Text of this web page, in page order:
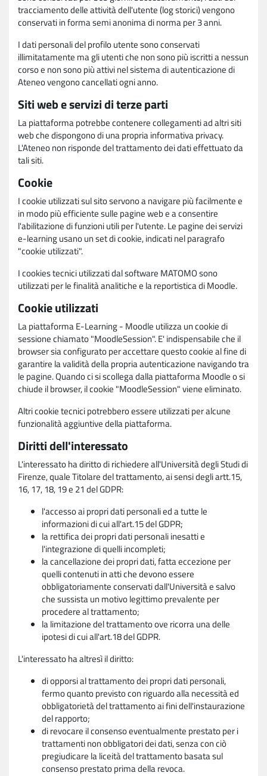
tracciamento delle attività dell'utente (log storici) vengono
conservati in forma semi anonima di norma per 3 anni.
I dati personali del profilo utente sono conservati
illimitatamente ma gli utenti che non sono più iscritti a nessun
corso e non sono più attivi nel sistema di autenticazione di
Ateneo vengono cancellati ogni anno.
Siti web e servizi di terze parti
La piattaforma potrebbe contenere collegamenti ad altri siti
web che dispongono di una propria informativa privacy.
L'Ateneo non risponde del trattamento dei dati effettuato da
tali siti.
Cookie
I cookie utilizzati sul sito servono a navigare più facilmente e
in modo più efficiente sulle pagine web e a consentire
l'abilitazione di funzioni utili per l'utente. Le pagine dei servizi
e-learning usano un set di cookie, indicati nel paragrafo
"cookie utilizzati".
I cookies tecnici utilizzati dal software MATOMO sono
utilizzati per le finalità analitiche e la reportistica di Moodle.
Cookie utilizzati
La piattaforma E-Learning - Moodle utilizza un cookie di
sessione chiamato "MoodleSession". E' indispensabile che il
browser sia configurato per accettare questo cookie al fine di
garantire la validità della propria autenticazione navigando tra
le pagine. Quando ci si scollega dalla piattaforma Moodle o si
chiude il browser, il cookie "MoodleSession" viene eliminato.
Altri cookie tecnici potrebbero essere utilizzati per alcune
funzionalità aggiuntive della piattaforma.
Diritti dell'interessato
L'interessato ha diritto di richiedere all'Università degli Studi di
Firenze, quale Titolare del trattamento, ai sensi degli artt.15,
16, 17, 18, 19 e 21 del GDPR:
l'accesso ai propri dati personali ed a tutte le
informazioni di cui all'art.15 del GDPR;
la rettifica dei propri dati personali inesatti e
l'integrazione di quelli incompleti;
la cancellazione dei propri dati, fatta eccezione per
quelli contenuti in atti che devono essere
obbligatoriamente conservati dall'Università e salvo
che sussista un motivo legittimo prevalente per
procedere al trattamento;
la limitazione del trattamento ove ricorra una delle
ipotesi di cui all'art.18 del GDPR.
L'interessato ha altresì il diritto:
di opporsi al trattamento dei propri dati personali,
fermo quanto previsto con riguardo alla necessità ed
obbligatorietà del trattamento ai fini dell'instaurazione
del rapporto;
di revocare il consenso eventualmente prestato per i
trattamenti non obbligatori dei dati, senza con ciò
pregiudicare la liceità del trattamento basata sul
consenso prestato prima della revoca.